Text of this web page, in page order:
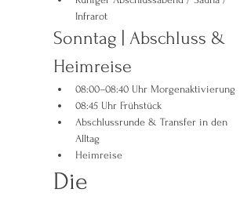
Infrarot
Sonntag | Abschluss &
Heimreise
08:00–08:40 Uhr Morgenaktivierung
08:45 Uhr Frühstück
Abschlussrunde & Transfer in den
Alltag
Heimreise
Die